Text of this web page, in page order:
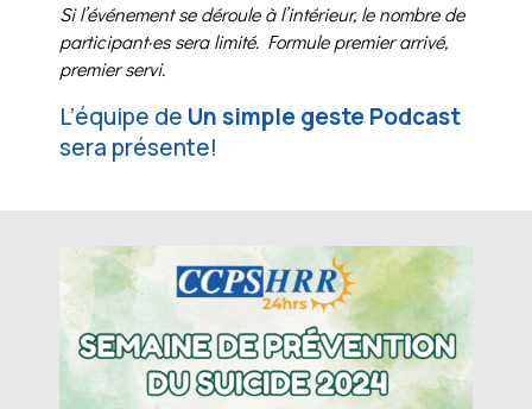
Si l’événement se déroule à l’intérieur, le nombre de
participant·es sera limité. Formule premier arrivé,
premier servi.
L’équipe de Un simple geste Podcast
sera présente!